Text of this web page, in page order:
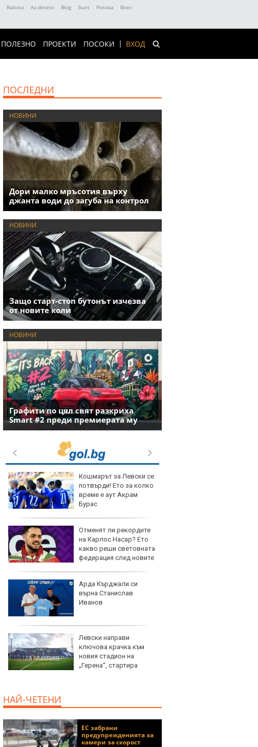
Rabota Az-deteto Blog Start Posoka
Boec
ВХОД
ПОЛЕЗНО ПРОЕКТИ ПОСОКИ
ПОСЛЕДНИ
НОВИНИ
Дори малко мръсотия върху
джанта води до загуба на контрол
НОВИНИ
Защо старт-стоп бутонът изчезва
от новите коли
НОВИНИ
Графити по цял свят разкриха
Smart #2 преди премиерата му
Кошмарът за Левски се
потвърди! Ето за колко
време е аут Акрам
Бурас
Отменят ли рекордите
на Карлос Насар? Ето
какво реши световната
федерация след новите
Арда Кърджали си
върна Станислав
Иванов
Левски направи
ключова крачка към
новия стадион на
„Герена“, стартира
НАЙ-ЧЕТЕНИ
ЕС забрани
предупрежденията за
камери за скорост